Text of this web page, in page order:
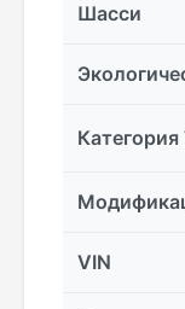
Шасси
VIN